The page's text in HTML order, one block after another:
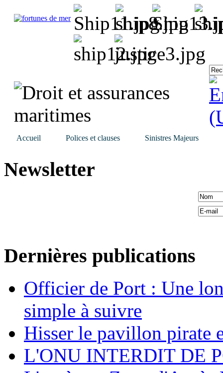
Accueil Polices et clauses Sinistres Majeurs
Newsletter
Dernières publications
Officier de Port : Une
simple à suivre
Hisser le pavillon pirate
L'ONU INTERDIT DE